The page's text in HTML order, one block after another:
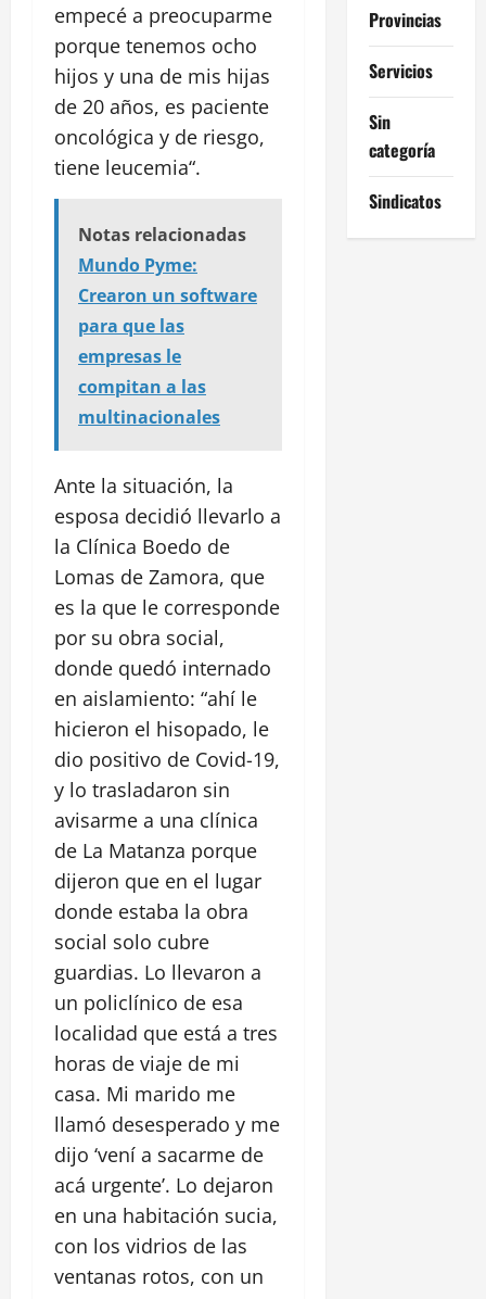
empecé a preocuparme
porque tenemos ocho
hijos y una de mis hijas
de 20 años, es paciente
oncológica y de riesgo,
tiene leucemia“.
Notas relacionadas
Mundo Pyme:
Crearon un software
para que las
empresas le
compitan a las
multinacionales
Ante la situación, la
esposa decidió llevarlo a
la Clínica Boedo de
Lomas de Zamora, que
es la que le corresponde
por su obra social,
donde quedó internado
en aislamiento: “ahí le
hicieron el hisopado, le
dio positivo de Covid-19,
y lo trasladaron sin
avisarme a una clínica
de La Matanza porque
dijeron que en el lugar
donde estaba la obra
social solo cubre
guardias. Lo llevaron a
un policlínico de esa
localidad que está a tres
horas de viaje de mi
casa. Mi marido me
llamó desesperado y me
dijo ‘vení a sacarme de
acá urgente’. Lo dejaron
en una habitación sucia,
con los vidrios de las
ventanas rotos, con un
Provincias
Servicios
Sin
categoría
Sindicatos